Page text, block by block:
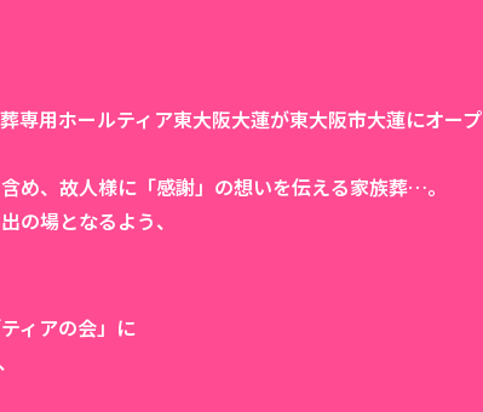
専用ホールティア東大阪大蓮が東大阪市大蓮にオープ
め、故人様に「感謝」の想いを伝える家族葬…。
の場となるよう、
ィアの会」に